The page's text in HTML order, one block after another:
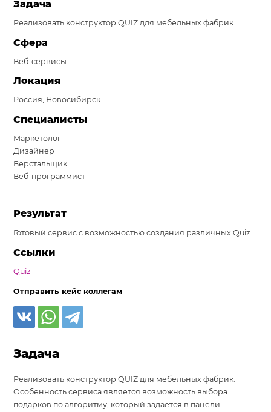
Система продаж для мебельного бизнеса
Система продаж для туристического бизнеса
Повышение конверсии сайтов
Блог
Задача
Реализовать конструктор QUIZ для мебельных фабрик
Сфера
Веб-сервисы
Локация
Россия, Новосибирск
Специалисты
Маркетолог
Дизайнер
Верстальщик
Веб-программист
Результат
Готовый сервис с возможностью создания различных Quiz.
Ссылки
Quiz
Отправить кейс коллегам
Задача
Реализовать конструктор QUIZ для мебельных фабрик.
Особенность сервиса является возможность выбора
подарков по алгоритму, который задается в панели